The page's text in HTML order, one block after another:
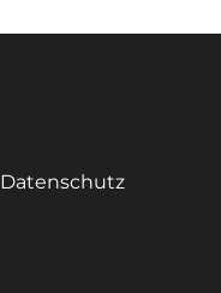
Datenschutz